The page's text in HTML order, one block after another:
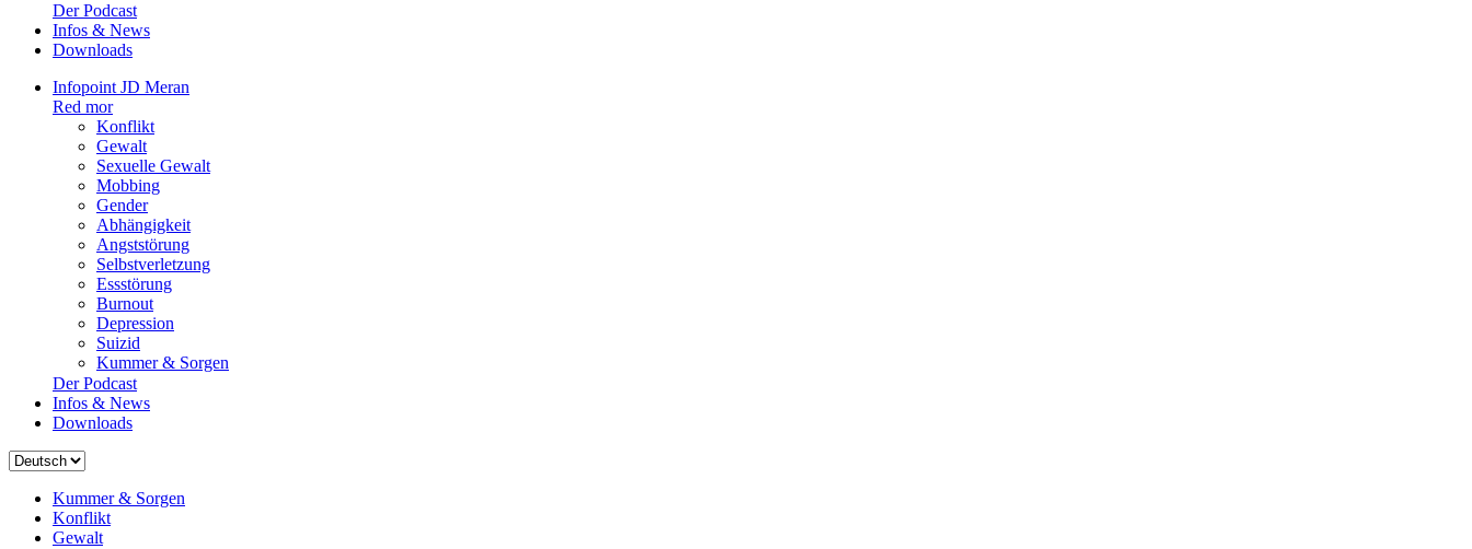
Der Podcast
Infos & News
Downloads
Infopoint JD Meran
Red mor
Konflikt
Gewalt
Sexuelle Gewalt
Mobbing
Gender
Abhängigkeit
Angststörung
Selbstverletzung
Essstörung
Burnout
Depression
Suizid
Kummer & Sorgen
Der Podcast
Infos & News
Downloads
Sprache
Kummer & Sorgen
Konflikt
Gewalt